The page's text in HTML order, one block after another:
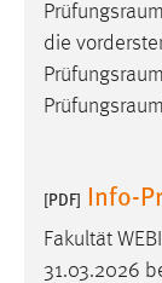
Prüfungsraum
die
Prüfungsraum
Prüfungsraum
[PDF] Info-
Fakultät
31.03.2026
Cookie
Zweck: